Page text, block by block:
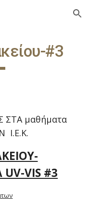
Skip to navigation
#3
ΣΤΑ μαθήματα
Ι.Ε.Κ.
VIS #3